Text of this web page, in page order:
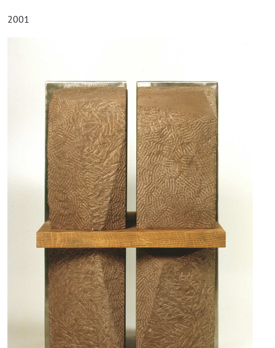
2001